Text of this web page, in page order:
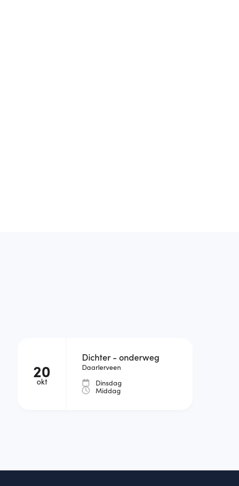
20
okt
Dichter - onderweg
Daarlerveen
Dinsdag
Middag